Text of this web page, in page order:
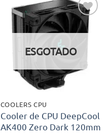
Adicionar
aos meus
ESGOTADO
COOLERS CPU
Cooler de CPU DeepCool
AK400 Zero Dark 120mm